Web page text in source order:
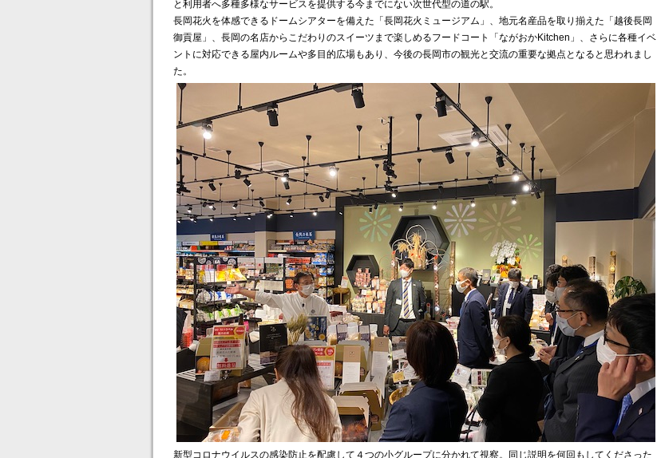
と利用者へ多種多様なサービスを提供する今までにない次世代型の道の駅。
長岡花火を体感できるドームシアターを備えた「長岡花火ミュージアム」、地元名産品を取り揃えた「越後長岡
御貢屋」、長岡の名店からこだわりのスイーツまで楽しめるフードコート「ながおかKitchen」、さらに各種イベ
ントに対応できる屋内ルームや多目的広場もあり、今後の長岡市の観光と交流の重要な拠点となると思われまし
た。
新型コロナウイルスの感染防止を配慮して４つの小グループに分かれて視察。同じ説明を何回もしてくださった